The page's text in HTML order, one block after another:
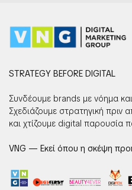
STRATEGY BEFORE DIGITAL
Συνδέουμε brands με νόημα
Σχεδιάζουμε στρατηγική πριν
και χτίζουμε digital παρουσία
VNG — Εκεί όπου η σκέψη